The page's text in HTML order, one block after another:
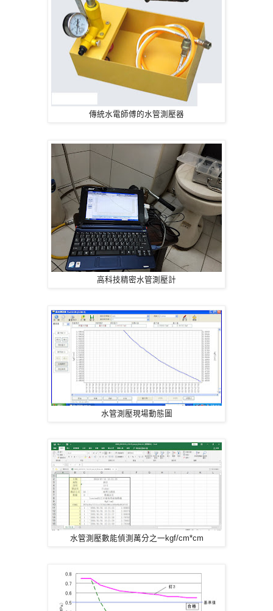
傳統水電師傅的水管測壓器
高科技精密水管測壓計
水管測壓現場動態圖
水管測壓數能偵測萬分之一kgf/cm*cm